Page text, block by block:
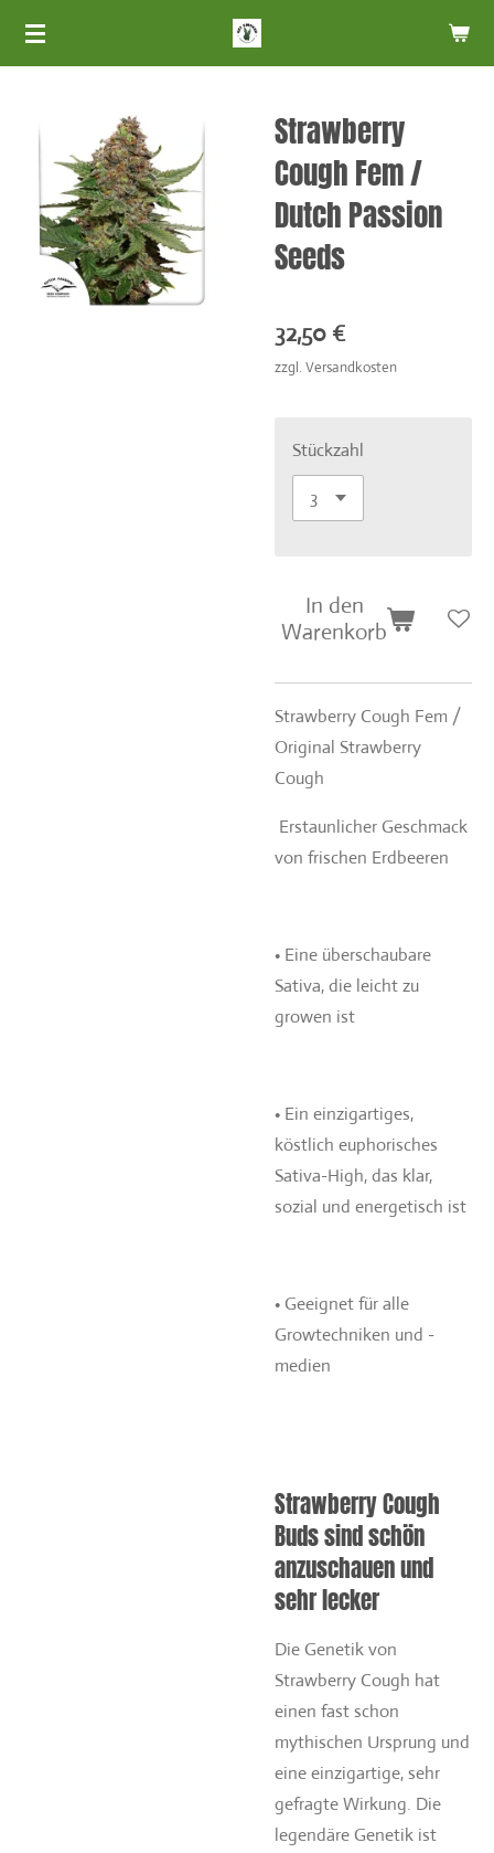
Zum
Strawberry
Cough Fem /
Dutch Passion
Seeds
32,50 €
zzgl. Versandkosten
Stückzahl
In den
Warenkorb
Strawberry Cough Fem /
Original Strawberry
Cough
Erstaunlicher Geschmack
von frischen Erdbeeren
• Eine überschaubare
Sativa, die leicht zu
growen ist
• Ein einzigartiges,
köstlich euphorisches
Sativa-High, das klar,
sozial und energetisch ist
• Geeignet für alle
Growtechniken und -
medien
Strawberry Cough
Buds sind schön
anzuschauen und
sehr lecker
Die Genetik von
Strawberry Cough hat
einen fast schon
mythischen Ursprung und
eine einzigartige, sehr
gefragte Wirkung. Die
legendäre Genetik ist